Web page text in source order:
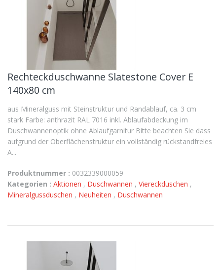
Rechteckduschwanne Slatestone Cover E
140x80 cm
aus Mineralguss mit Steinstruktur und Randablauf, ca. 3 cm
stark Farbe: anthrazit RAL 7016 inkl. Ablaufabdeckung im
Duschwannenoptik ohne Ablaufgarnitur Bitte beachten Sie dass
aufgrund der Oberflächenstruktur ein vollständig rückstandfreies
A...
Produktnummer : 0032339000059
Kategorien : Aktionen , Duschwannen , Viereckduschen ,
Mineralgussduschen , Neuheiten , Duschwannen